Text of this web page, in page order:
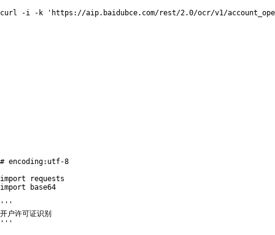
curl -i -k 'https://aip.baidubce.com/rest/2.0/ocr/v1/
# encoding:utf-8
import
import base64
'''
开户许可证识别
'''